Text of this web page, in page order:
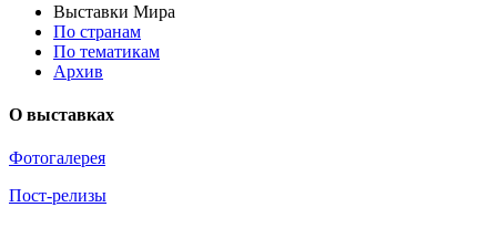
Выставки Мира
По странам
По тематикам
Архив
О выставках
Фотогалерея
Пост-релизы